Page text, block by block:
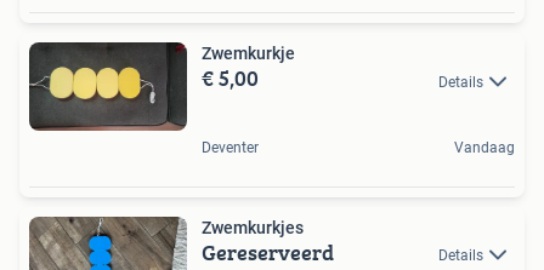
Zwemkurkje
€ 5,00 Details
Deventer Vandaag
Zwemkurkjes
Gereserveerd Details